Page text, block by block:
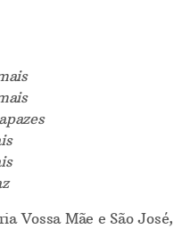
Vossa Mãe e São José,